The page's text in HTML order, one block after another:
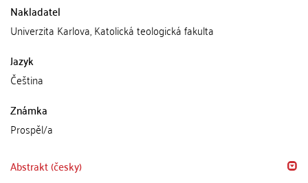
Nakladatel
Univerzita Karlova, Katolická teologická fakulta
Jazyk
Čeština
Známka
Prospěl/a
Abstrakt (česky)